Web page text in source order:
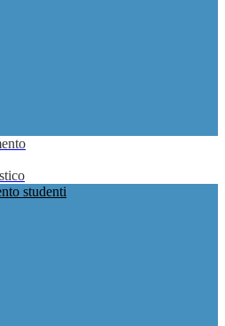
studenti